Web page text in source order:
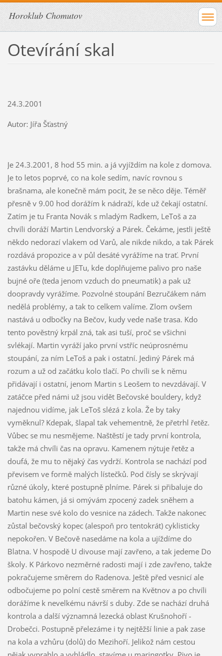
Horoklub Chomutov
Otevírání skal
24.3.2001
Autor: Jířa Šťastný
Je 24.3.2001, 8 hod 55 min. a já vyjíždím na kole z domova.
Je to letos poprvé, co na kole sedím, navíc rovnou s
brašnama, ale konečně mám pocit, že se něco děje. Téměř
přesně v 9.00 hod dorážím k nádraží, kde už čekají ostatní.
Zatím je tu Franta Novák s mladým Radkem, LeToš a za
chvíli doráží Martin Lendvorský a Párek. Čekáme, jestli ještě
někdo nedorazí vlakem od Varů, ale nikde nikdo, a tak Párek
rozdává propozice a v půl desáté vyrážíme na trať. První
zastávku děláme u JETu, kde doplňujeme palivo pro naše
bujné oře (teda jenom vzduch do pneumatik) a pak už
doopravdy vyrážíme. Pozvolné stoupání Bezručákem nám
nedělá problémy, a tak to celkem valíme. Zlom ovšem
nastává u odbočky na Bečov, kudy vede naše trasa. Kdo
tento pověstný krpál zná, tak asi tuší, proč se všichni
svlékají. Martin vyráží jako první vstříc neúprosnému
stoupání, za ním LeToš a pak i ostatní. Jediný Párek má
rozum a už od začátku kolo tlačí. Po chvíli se k němu
přidávají i ostatní, jenom Martin s Leošem to nevzdávají. V
zatáčce před námi už jsou vidět Bečovské bouldery, když
najednou vidíme, jak LeToš slézá z kola. Že by taky
vyměknul? Kdepak, šlapal tak vehementně, že přetrhl řetěz.
Vůbec se mu nesmějeme. Naštěstí je tady první kontrola,
takže má chvíli čas na opravu. Kamenem nýtuje řetěz a
doufá, že mu to nějaký čas vydrží. Kontrola se nachází pod
převisem ve formě malých lístečků. Pod čísly se skrývají
různé úkoly, které postupně plníme. Párek si přibaluje do
batohu kámen, já si omývám zpocený zadek sněhem a
Martin nese své kolo do vesnice na zádech. Takže nakonec
zůstal bečovský kopec (alespoň pro tentokrát) cyklisticky
nepokořen. V Bečově nasedáme na kola a ujíždíme do
Blatna. V hospodě U divouse mají zavřeno, a tak jedeme Do
školy. K Párkovo nezměrné radosti mají i zde zavřeno, takže
pokračujeme směrem do Radenova. Ještě před vesnicí ale
odbočujeme po polní cestě směrem na Květnov a po chvíli
dorážíme k nevelkému návrší s duby. Zde se nachází druhá
kontrola a další významná lezecká oblast Krušnohoří -
Drobečci. Postupně přelezáme i ty nejtěžší linie a pak zase
na kola a vzhůru (dolů) do Mezihoří. Jelikož nám cestou